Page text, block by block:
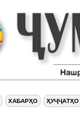
ХАБАРҲО ҲУҶҶАТҲО